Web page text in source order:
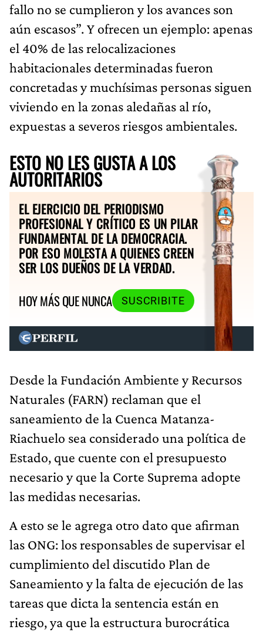
fallo no se cumplieron y los avances son
aún escasos”. Y ofrecen un ejemplo: apenas
el 40% de las relocalizaciones
habitacionales determinadas fueron
concretadas y muchísimas personas siguen
viviendo en la zonas aledañas al río,
expuestas a severos riesgos ambientales.
ESTO NO LES GUSTA A LOS
AUTORITARIOS
EL EJERCICIO DEL PERIODISMO
PROFESIONAL Y CRÍTICO ES UN PILAR
FUNDAMENTAL DE LA DEMOCRACIA.
POR ESO MOLESTA A QUIENES CREEN
SER LOS DUEÑOS DE LA VERDAD.
HOY MÁS QUE NUNCA
SUSCRIBITE
Desde la Fundación Ambiente y Recursos
Naturales (FARN) reclaman que el
saneamiento de la Cuenca Matanza-
Riachuelo sea considerado una política de
Estado, que cuente con el presupuesto
necesario y que la Corte Suprema adopte
las medidas necesarias.
A esto se le agrega otro dato que afirman
las ONG: los responsables de supervisar el
cumplimiento del discutido Plan de
Saneamiento y la falta de ejecución de las
tareas que dicta la sentencia están en
riesgo, ya que la estructura burocrática